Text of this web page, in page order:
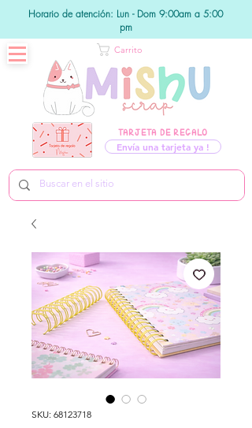
Horario de atención: Lun - Dom 9:00am a 5:00
pm
TARJETA DE REGALO
Envía una tarjeta ya !
Carrito
SKU: 68123718